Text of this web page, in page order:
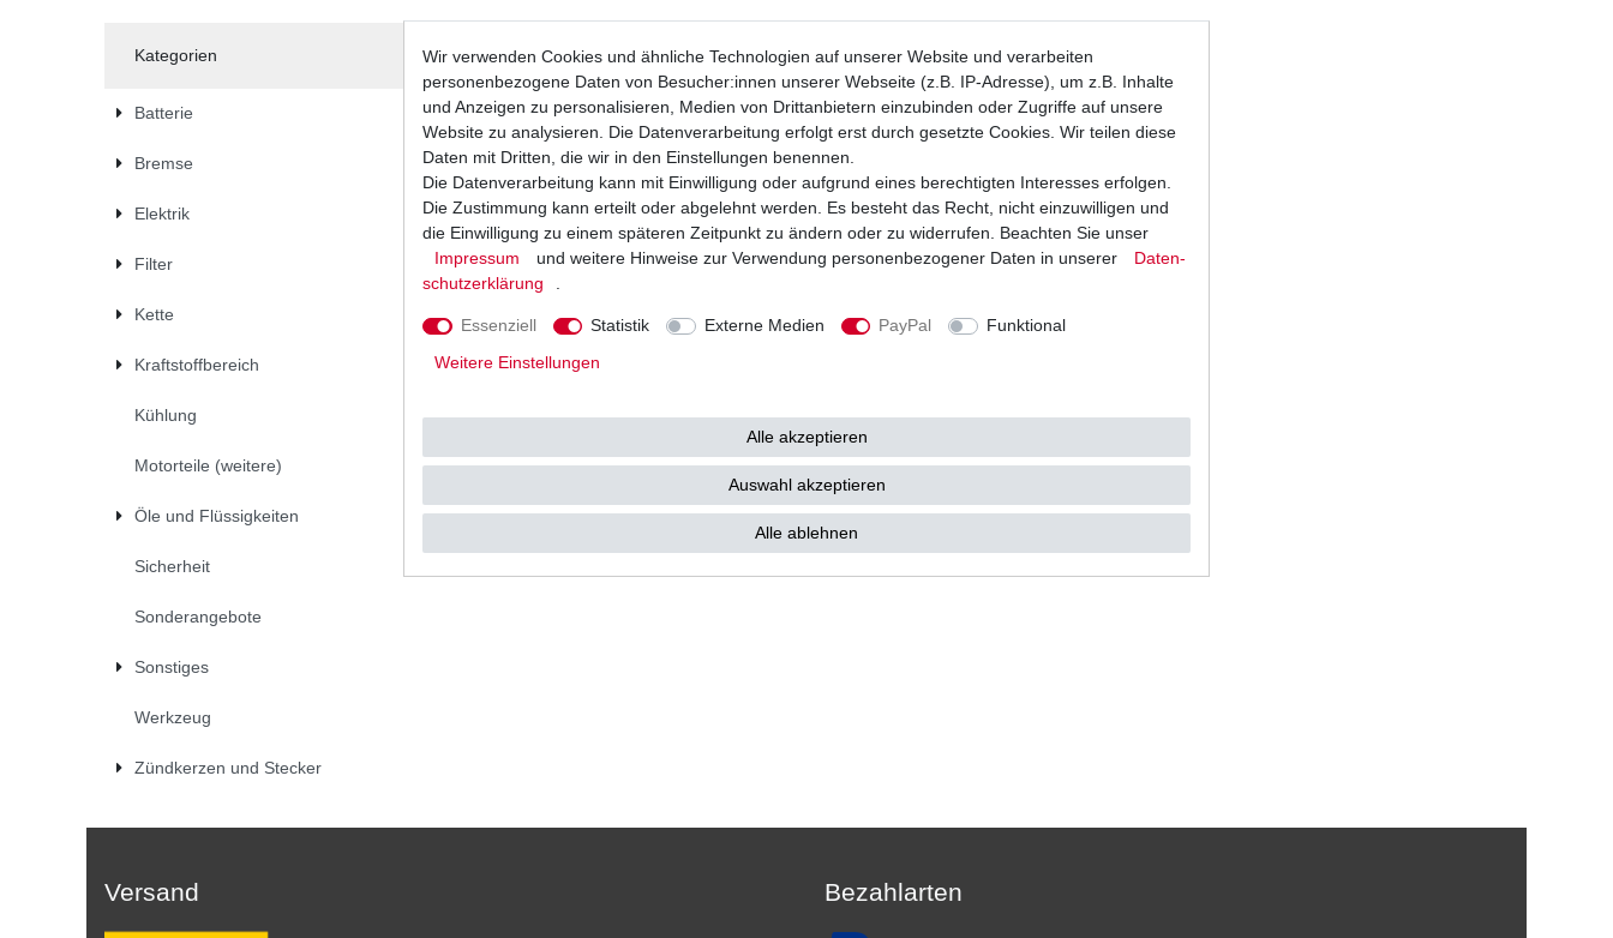
Kategorien
Batterie
Bremse
Elektrik
Filter
Kette
Kraftstoffbereich
Kühlung
Motorteile (weitere)
Öle und Flüssigkeiten
Sicherheit
Sonderangebote
Sonstiges
Werkzeug
Zündkerzen und Stecker
Luftfilter Hiflo Suzuki GSX-R 600 CE CV 2006 -
UVP 23,04 € 18,81 € *
*inkl. ges. MwSt.zzgl.Versandkosten
Versand Bezahlarten
Wir verwenden Cookies und ähnliche Technologien auf unserer Website und verarbeiten
personenbezogene Daten von Besucher:innen unserer Webseite (z.B. IP-Adresse), um z.B. Inhalte
und Anzeigen zu personalisieren, Medien von Drittanbietern einzubinden oder Zugriffe auf unsere
Website zu analysieren. Die Datenverarbeitung erfolgt erst durch gesetzte Cookies. Wir teilen diese
Daten mit Dritten, die wir in den Einstellungen benennen.
Die Datenverarbeitung kann mit Einwilligung oder aufgrund eines berechtigten Interesses erfolgen.
Die Zustimmung kann erteilt oder abgelehnt werden. Es besteht das Recht, nicht einzuwilligen und
die Einwilligung zu einem späteren Zeitpunkt zu ändern oder zu widerrufen. Beachten Sie unser
Impressum
und weitere Hinweise zur Verwendung personenbezogener Daten in unserer
Daten­
schutz­erklärung
Essenziell Statistik Externe Medien PayPal
Funktional
Weitere Einstellungen
Alle akzeptieren
Auswahl akzeptieren
Alle ablehnen